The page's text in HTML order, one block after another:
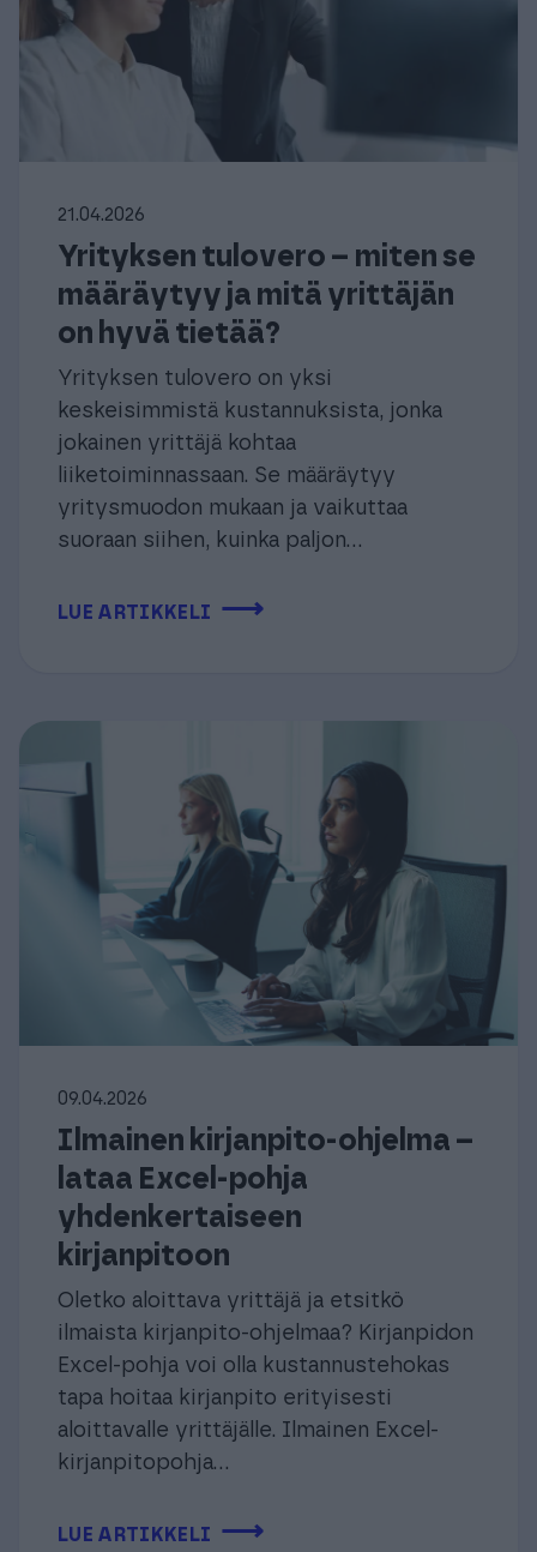
21.04.2026
Yrityksen tulovero – miten se
määräytyy ja mitä yrittäjän
on hyvä tietää?
Yrityksen tulovero on yksi
keskeisimmistä kustannuksista, jonka
jokainen yrittäjä kohtaa
liiketoiminnassaan. Se määräytyy
yritysmuodon mukaan ja vaikuttaa
suoraan siihen, kuinka paljon...
LUE ARTIKKELI ⟶
09.04.2026
Ilmainen kirjanpito-ohjelma –
lataa Excel-pohja
yhdenkertaiseen
kirjanpitoon
Oletko aloittava yrittäjä ja etsitkö
ilmaista kirjanpito-ohjelmaa? Kirjanpidon
Excel-pohja voi olla kustannustehokas
tapa hoitaa kirjanpito erityisesti
aloittavalle yrittäjälle. Ilmainen Excel-
kirjanpitopohja...
LUE ARTIKKELI ⟶